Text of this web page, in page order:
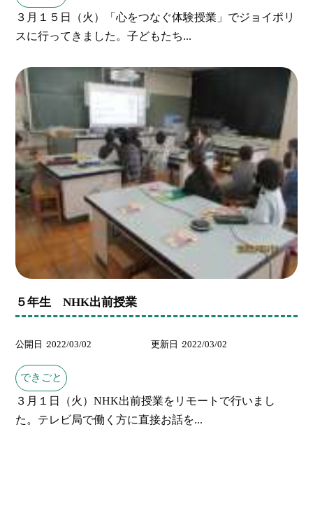
３月１５日（火）「心をつなぐ体験授業」でジョイポリ
スに行ってきました。子どもたち...
５年生 NHK出前授業
公開日 2022/03/02 更新日 2022/03/02
できごと
３月１日（火）NHK出前授業をリモートで行いまし
た。テレビ局で働く方に直接お話を...